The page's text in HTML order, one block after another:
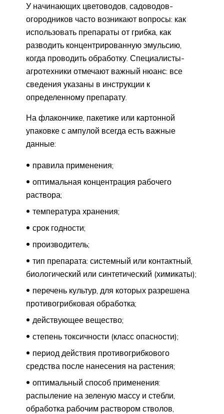
У начинающих цветоводов, садоводов-
огородников часто возникают вопросы: как
использовать препараты от грибка, как
разводить концентрированную эмульсию,
когда проводить обработку. Специалисты-
агротехники отмечают важный нюанс: все
сведения указаны в инструкции к
определенному препарату.
На флакончике, пакетике или картонной
упаковке с ампулой всегда есть важные
данные:
правила применения;
оптимальная концентрация рабочего
раствора;
температура хранения;
срок годности;
производитель;
тип препарата: системный или контактный,
биологический или синтетический (химикаты);
перечень культур, для которых разрешена
противогрибковая обработка;
действующее вещество;
степень токсичности (класс опасности);
период действия противогрибкового
средства после нанесения на растения;
оптимальный способ применения:
распыление на зеленую массу и стебли,
обработка рабочим раствором стволов,